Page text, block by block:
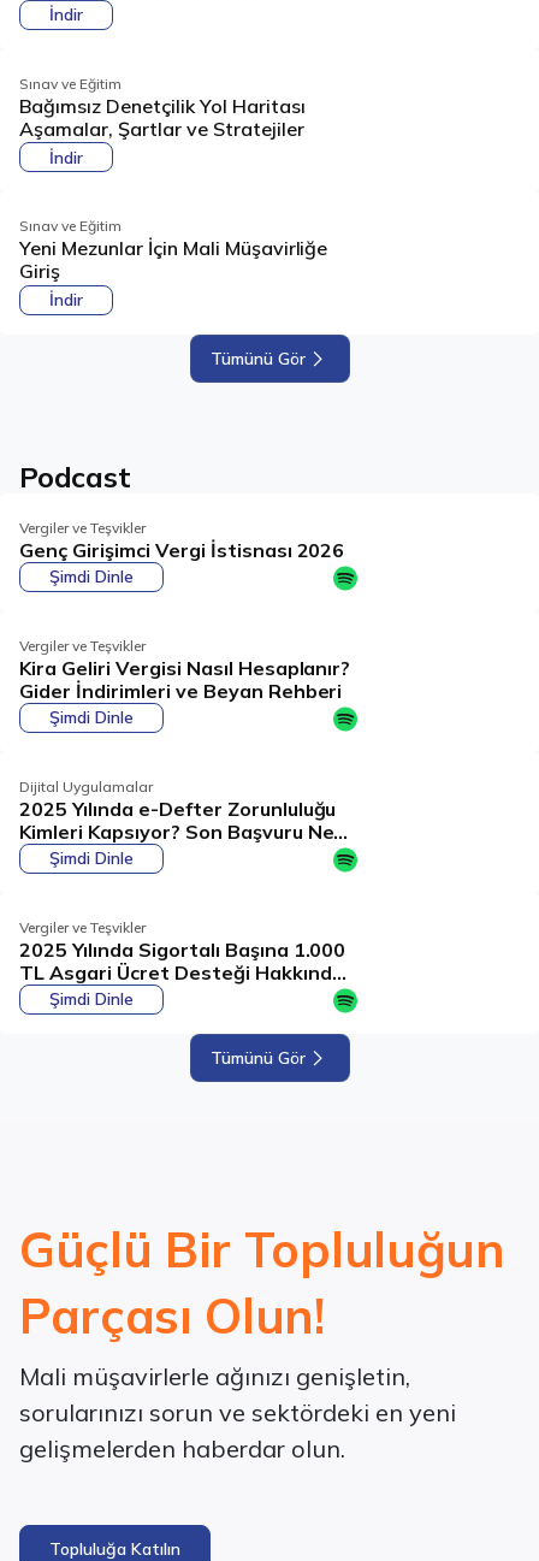
İndir
Sınav ve Eğitim
Bağımsız Denetçilik Yol Haritası
Aşamalar, Şartlar ve Stratejiler
İndir
Sınav ve Eğitim
Yeni Mezunlar İçin Mali Müşavirliğe
Giriş
İndir
Tümünü Gör
Podcast
Vergiler ve Teşvikler
Genç Girişimci Vergi İstisnası 2026
Şimdi Dinle
Vergiler ve Teşvikler
Kira Geliri Vergisi Nasıl Hesaplanır?
Gider İndirimleri ve Beyan Rehberi
Şimdi Dinle
Dijital Uygulamalar
2025 Yılında e-Defter Zorunluluğu
Kimleri Kapsıyor? Son Başvuru Ne
Zaman?
Şimdi Dinle
Vergiler ve Teşvikler
2025 Yılında Sigortalı Başına 1.000
TL Asgari Ücret Desteği Hakkında
Tüm Detaylar
Şimdi Dinle
Tümünü Gör
Güçlü Bir Topluluğun
Parçası Olun!
Mali müşavirlerle ağınızı genişletin,
sorularınızı sorun ve sektördeki en yeni
gelişmelerden haberdar olun.
Topluluğa Katılın